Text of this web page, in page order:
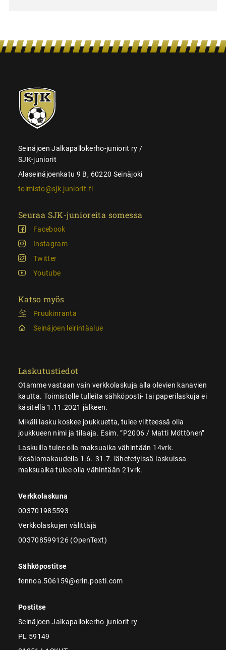
SJK-
juniorit
Seinäjoen Jalkapallokerho-juniorit ry /
SJK-juniorit
Alaseinäjoenkatu 9 B, 60220 Seinäjoki
toimisto@sjk-juniorit.fi
Seuraa SJK-junioreita somessa
Facebook
Instagram
Twitter
Youtube
Katso myös
Pruukinranta
Seinäjoen leirintäalue
Laskutustiedot
Otamme vastaan vain verkkolaskuja alla olevien kanavien
kautta. Toimistolle tulleita sähköposti- tai paperilaskuja ei
käsitellä 1.11.2021 jälkeen.
Mikäli lasku koskee joukkuetta, tulee viitteessä olla
joukkueen nimi ja tilaaja. Esim. ”P2006 / Matti Möttönen”
Laskuilla tulee olla maksuaika vähintään 14vrk.
Kesälomakaudella 1.6.-31.7. lähetetyissä laskuissa
maksuaika tulee olla vähintään 21vrk.
Verkkolaskuna
003701985593
Verkkolaskujen välittäjä
003708599126 (OpenText)
Sähköpostitse
fennoa.506159@erin.posti.com
Postitse
Seinäjoen Jalkapallokerho-juniorit ry
PL 59149